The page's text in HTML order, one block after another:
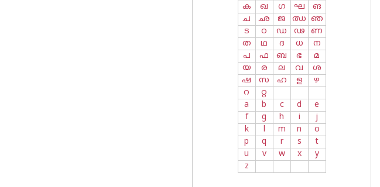
ക
ഖ ഗ ഘ
ങ
ച
ഛ ജ ഝ ഞ
ട
ഠ ഡ ഢ
ണ
ത
ഥ ദ ധ
ന
പ
ഫ ബ ഭ
മ
യ
ര ല വ
ശ
ഷ
സ ഹ ള
ഴ
റ
റ്റ
a
b c d
e
f
g h i
j
k
l m n
o
p
q r s
t
u
v w x
y
z